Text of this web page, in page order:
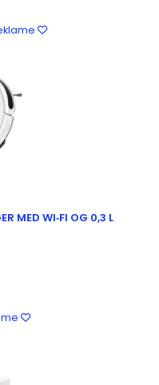
MED WI‑FI OG 0,3 L